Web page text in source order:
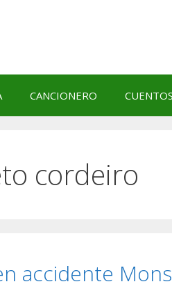
CANCIONERO CUENTOS
cordeiro
accidente